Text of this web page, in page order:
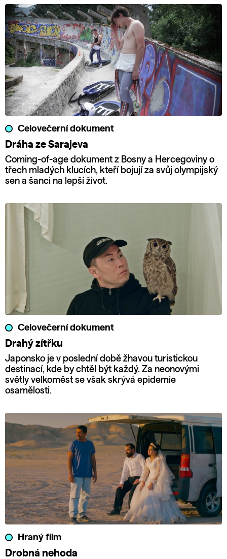
Celovečerní dokument
Dráha ze Sarajeva
Coming-of-age dokument z Bosny a Hercegoviny o
třech mladých klucích, kteří bojují za svůj olympijský
sen a šanci na lepší život.
Celovečerní dokument
Drahý zítřku
Japonsko je v poslední době žhavou turistickou
destinací, kde by chtěl být každý. Za neonovými
světly velkoměst se však skrývá epidemie
osamělosti.
Hraný film
Drobná nehoda